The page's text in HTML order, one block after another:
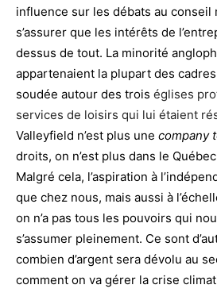
influence sur les débats au conseil
s’assurer que les intérêts de
dessus de tout. La minorité
appartenaient la plupart des
soudée autour des trois églises
services de loisirs qui lui étaient
Valleyfield n’est plus une company
droits, on n’est plus dans le
Malgré cela, l’aspiration à
que chez nous, mais aussi à
on n’a pas tous les pouvoirs qui
s’assumer pleinement. Ce sont
combien d’argent sera dévolu au
comment on va gérer la crise